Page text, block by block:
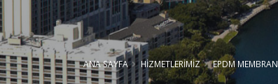
ANA SAYFA HİZMETLERİMİZ EPDM MEMBRAN